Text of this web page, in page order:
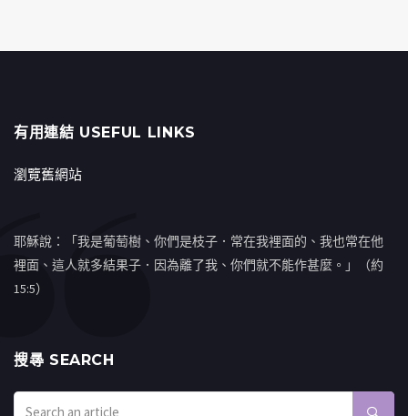
有用連結 USEFUL LINKS
瀏覽舊網站
耶穌說：「我是葡萄樹、你們是枝子．常在我裡面的、我也常在他
裡面、這人就多結果子．因為離了我、你們就不能作甚麼。」（約
15:5）
搜㝷 SEARCH